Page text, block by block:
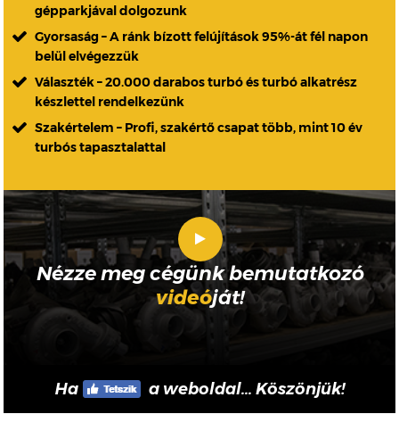
gépparkjával dolgozunk
Gyorsaság – A ránk bízott felújítások 95%-át fél napon
belül elvégezzük
Választék – 20.000 darabos turbó és turbó alkatrész
készlettel rendelkezünk
Szakértelem – Profi, szakértő csapat több, mint 10 év
turbós tapasztalattal
Nézze meg cégünk bemutatkozó
videóját!
Ha a weboldal... Köszönjük!